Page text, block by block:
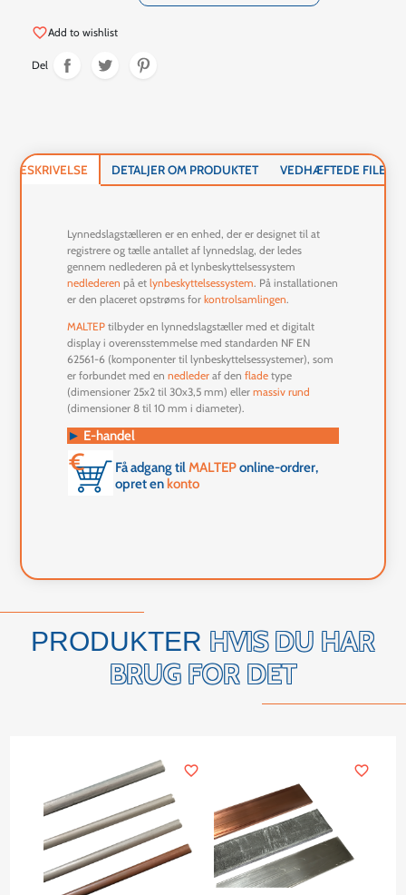
favorite_borderAdd to wishlist
Del
BESKRIVELSE DETALJER OM PRODUKTET VEDHÆFTEDE FILER
Lynnedslagstælleren er en enhed, der er designet til at
registrere og tælle antallet af lynnedslag, der ledes
gennem nedlederen på et lynbeskyttelsessystem
nedlederen på etlynbeskyttelsessystem. På installationen
er den placeret opstrøms forkontrolsamlingen.
MALTEPtilbyder en lynnedslagstæller med et digitalt
display i overensstemmelse med standarden NF EN
62561-6 (komponenter til lynbeskyttelsessystemer), som
er forbundet med ennedleder af denflade type
(dimensioner 25x2 til 30x3,5 mm) ellermassiv rund
(dimensioner 8 til 10 mm i diameter).
► E-handel
Få adgang tilMALTEPonline-ordrer,
opret en konto
PRODUKTER HVIS DU HAR
BRUG FOR DET
favorite_border favorite_border